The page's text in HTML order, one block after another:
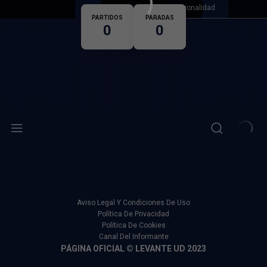
Nacionalidad
PARTIDOS
0
PARADAS
0
Aviso Legal Y Condiciones De Uso
Política De Privacidad
Política De Cookies
Canal Del Informante
PÁGINA OFICIAL © LEVANTE UD 2023